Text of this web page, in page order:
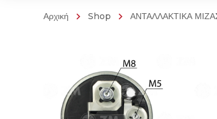
Αρχική Shop ΑΝΤΑΛΛΑΚΤΙΚΑ